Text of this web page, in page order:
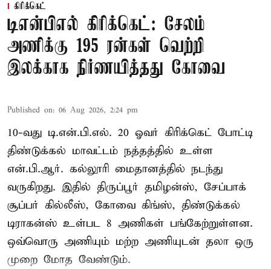
கிரிக்கெட்
டிஎன்பிஎல் கிரிக்கெட்: சேலம்
அணிக்கு 195 ரன்கள் வெற்றி
இலக்காக நிர்ணயித்தது கோவை
Published on: 06 Aug 2026, 2:24 pm
10-வது டி.என்.பி.எல். 20 ஓவர் கிரிக்கெட் போட்டி
திண்டுக்கல் மாவட்டம் நத்தத்தில் உள்ள
என்.பி.ஆர். கல்லூரி மைதானத்தில் நடந்து
வருகிறது. இதில் திருப்பூர் தமிழன்ஸ், சேப்பாக்
சூப்பர் கில்லீஸ், கோவை கிங்ஸ், திண்டுக்கல்
டிராகன்ஸ் உள்பட 8 அணிகள் பங்கேற்றுள்ளன.
ஒவ்வொரு அணியும் மற்ற அணியுடன் தலா ஒரு
முறை மோத வேண்டும்.